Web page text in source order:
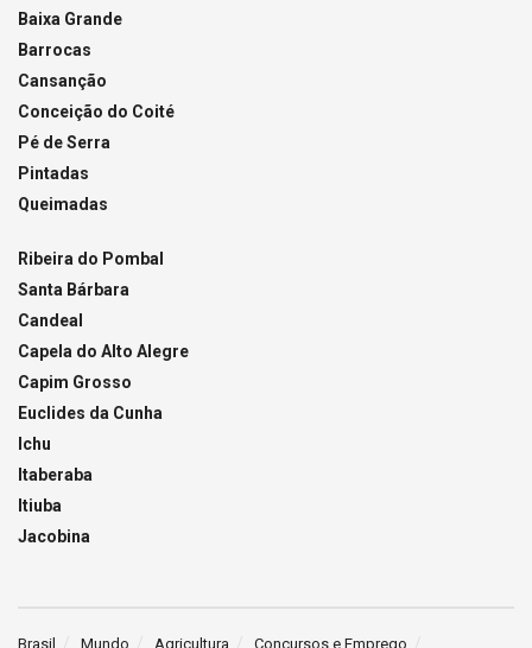
Baixa Grande
Barrocas
Cansanção
Conceição do Coité
Pé de Serra
Pintadas
Queimadas
Ribeira do Pombal
Santa Bárbara
Candeal
Capela do Alto Alegre
Capim Grosso
Euclides da Cunha
Ichu
Itaberaba
Itiuba
Jacobina
Brasil Mundo Agricultura Concursos e Emprego